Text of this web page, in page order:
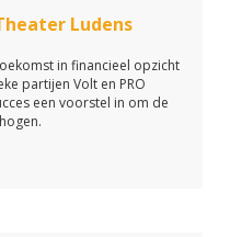
Ludens
in financieel opzicht
partijen Volt en PRO
een voorstel in om de